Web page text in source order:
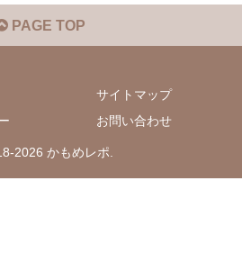
PAGE TOP
サイトマップ
お問い合わせ
2026 かもめレポ.